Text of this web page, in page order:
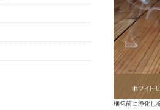
梱包前に浄化し